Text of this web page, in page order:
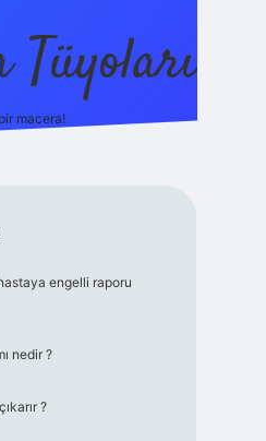
Tüyoları
macera!
engelli raporu
nedir ?
?